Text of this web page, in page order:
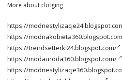
More about clotging
https://
https://modnakobieta360.blogspot.com
https://trendsetterki24.blogspot.com/
https://modauroda360.blogspot.com/
https://